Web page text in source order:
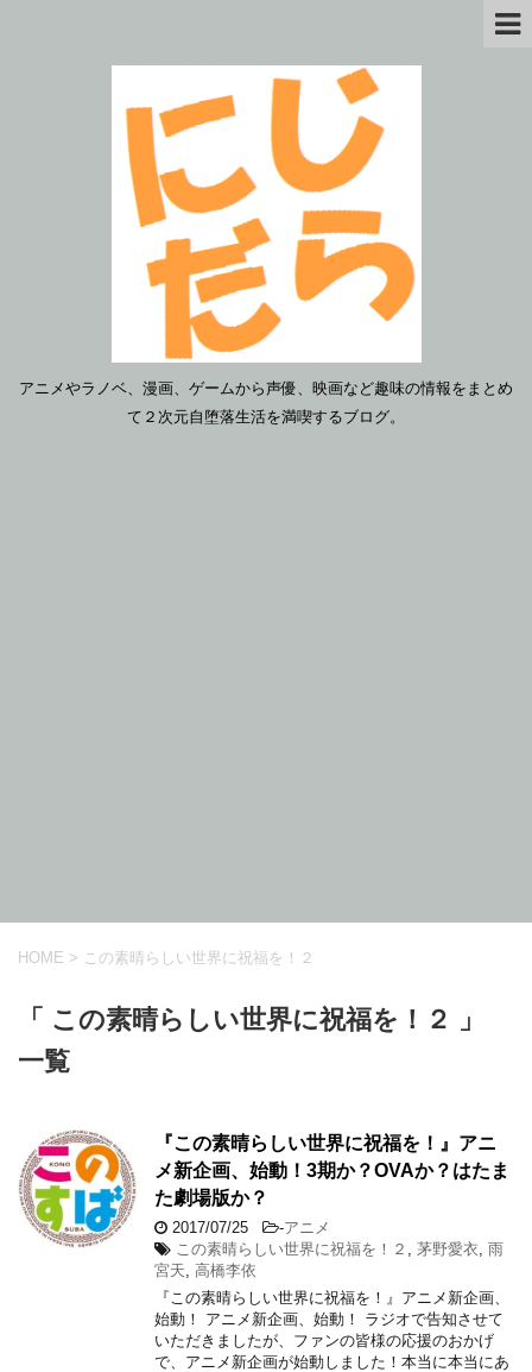
アニメやラノベ、漫画、ゲームから声優、映画など趣味の情報をまとめ
て２次元自堕落生活を満喫するブログ。
HOME > この素晴らしい世界に祝福を！２
「 この素晴らしい世界に祝福を！２ 」
一覧
『この素晴らしい世界に祝福を！』アニ
メ新企画、始動！3期か？OVAか？はたま
た劇場版か？
2017/07/25 -アニメ
この素晴らしい世界に祝福を！２
茅野愛衣 雨
宮天 高橋李依
『この素晴らしい世界に祝福を！』アニメ新企画、
始動！ アニメ新企画、始動！ ラジオで告知させて
いただきましたが、ファンの皆様の応援のおかげ
で、アニメ新企画が始動しました！本当に本当にあ